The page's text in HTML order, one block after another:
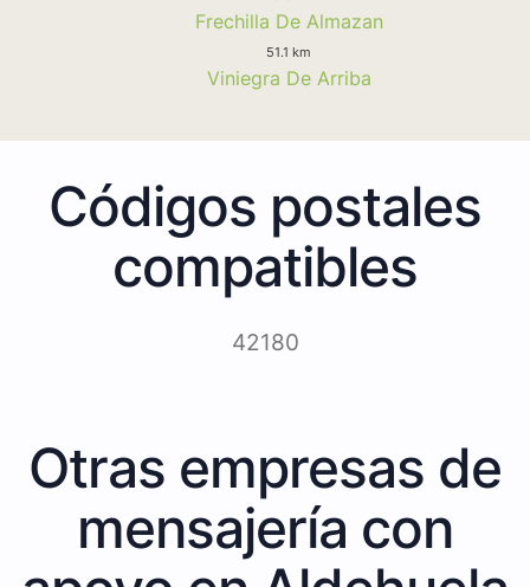
Frechilla De Almazan
51.1 km
Viniegra De Arriba
Códigos postales
compatibles
42180
Otras empresas de
mensajería con